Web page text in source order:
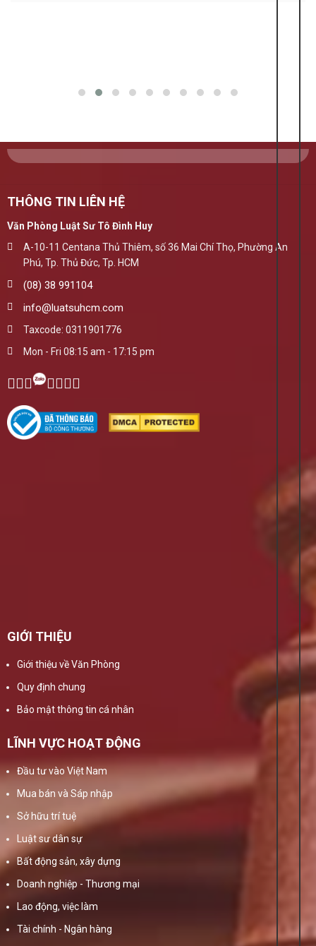
THÔNG TIN LIÊN HỆ
Văn Phòng Luật Sư Tô Đình Huy
A-10-11 Centana Thủ Thiêm, số 36 Mai Chí Thọ, Phường An
Phú, Tp. Thủ Đức, Tp. HCM
(08) 38 991104
info@luatsuhcm.com
Taxcode: 0311901776
Mon - Fri 08:15 am - 17:15 pm
GIỚI THIỆU
Giới thiệu về Văn Phòng
Quy định chung
Bảo mật thông tin cá nhân
LĨNH VỰC HOẠT ĐỘNG
Đầu tư vào Việt Nam
Mua bán và Sáp nhập
Sở hữu trí tuệ
Luật sư dân sự
Bất động sản, xây dựng
Doanh nghiệp - Thương mại
Lao động, việc làm
Tài chính - Ngân hàng